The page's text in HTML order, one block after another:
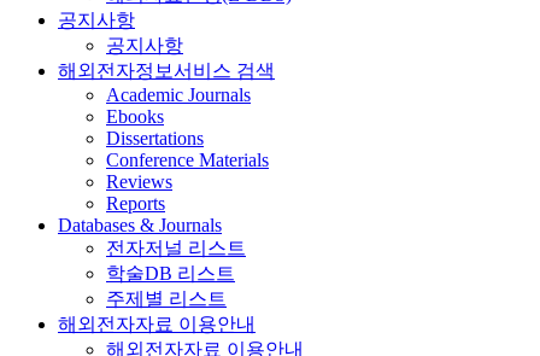
공지사항
공지사항
해외전자정보서비스 검색
Academic Journals
Ebooks
Dissertations
Conference Materials
Reviews
Reports
Databases & Journals
전자저널 리스트
학술DB 리스트
주제별 리스트
해외전자자료 이용안내
해외전자자료 이용안내